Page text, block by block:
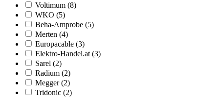
Voltimum (8)
WKO (5)
Beha-Amprobe (5)
Merten (4)
Europacable (3)
Elektro-Handel.at (3)
Sarel (2)
Radium (2)
Megger (2)
Tridonic (2)